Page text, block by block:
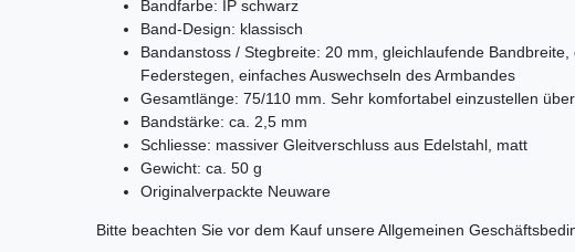
Bandfarbe: IP schwarz
Band-Design: klassisch
Bandanstoss / Stegbreite: 20 mm, gleichlaufende
Federstegen, einfaches Auswechseln des Armbandes
Gesamtlänge: 75/110 mm. Sehr komfortabel einzustellen
Bandstärke: ca. 2,5 mm
Schliesse: massiver Gleitverschluss aus Edelstahl, matt
Gewicht: ca. 50 g
Originalverpackte Neuware
Bitte beachten Sie vor dem Kauf unsere Allgemeinen